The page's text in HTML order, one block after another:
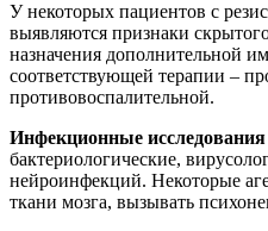
У некоторых пациентов с
выявляются признаки
назначения дополнительной
соответствующей терапии –
противовоспалительной.
Инфекционные исследования
бактериологические,
нейроинфекций. Некоторые
ткани мозга, вызывать